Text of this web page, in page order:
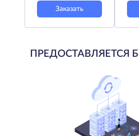
Заказать
ПРЕДОСТАВЛЯЕТСЯ